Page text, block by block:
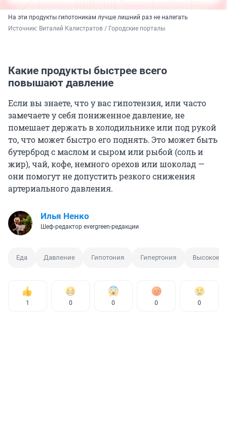
На эти продукты гипотоникам лучше лишний раз не налегать
Источник: Виталий Калистратов / Городские порталы
Какие продукты быстрее всего
повышают давление
Если вы знаете, что у вас гипотензия, или часто
замечаете у себя пониженное давление, не
помешает держать в холодильнике или под рукой
то, что может быстро его поднять. Это может быть
бутерброд с маслом и сыром или рыбой (соль и
жир), чай, кофе, немного орехов или шоколад —
они помогут не допустить резкого снижения
артериального давления.
Илья Ненко
Шеф-редактор evergreen-редакции
Еда Давление Гипотония Гипертония Высокое
1 0 0 0 0